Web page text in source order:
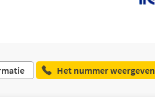
Het nummer weergeven